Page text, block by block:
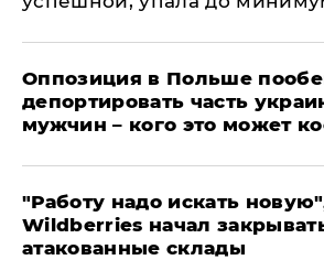
Оппозиция в Польше
депортировать часть
мужчин – кого это может
"Работу надо искать
Wildberries начал
атакованные склады